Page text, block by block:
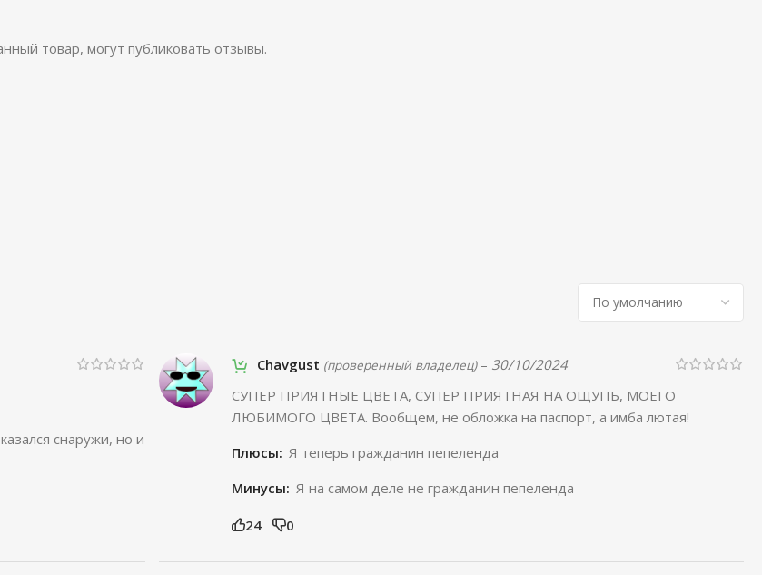
снаружи, но и
Chavgust (проверенный владелец) – 30/10/2024
СУПЕР ПРИЯТНЫЕ ЦВЕТА, СУПЕР ПРИЯТНАЯ НА ОЩУПЬ, МОЕГО
ЛЮБИМОГО ЦВЕТА. Вообщем, не обложка на паспорт, а имба лютая!
Плюсы: Я теперь гражданин пепеленда
Минусы: Я на самом деле не гражданин пепеленда
24 0
товар, могут публиковать отзывы.